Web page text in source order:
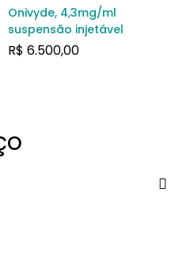
Onivyde, 4,3mg/ml
suspensão injetável
R$ 6.500,00